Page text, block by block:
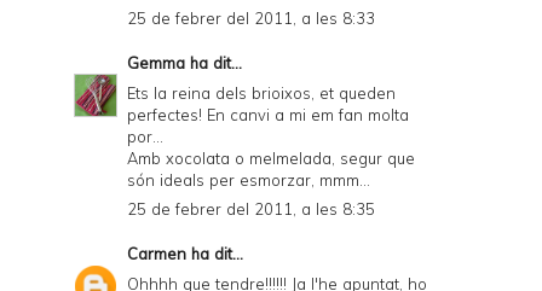
25 de febrer del 2011, a les 8:33
Gemma ha dit...
Ets la reina dels brioixos, et queden
perfectes! En canvi a mi em fan molta
por...
Amb xocolata o melmelada, segur que
són ideals per esmorzar, mmm...
25 de febrer del 2011, a les 8:35
Carmen ha dit...
Ohhhh que tendre!!!!!! Ja l'he apuntat, ho